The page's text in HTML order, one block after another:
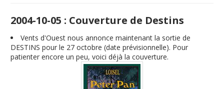
2004-10-05 : Couverture de Destins
Vents d'Ouest nous annonce maintenant la sortie de
DESTINS pour le 27 octobre (date prévisionnelle). Pour
patienter encore un peu, voici déjà la couverture.